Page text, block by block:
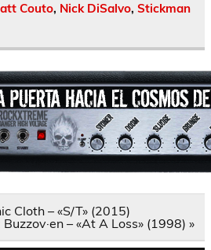
Couto, Nick DiSalvo, Stickman
Cloth – «S/T» (2015)
– «At A Loss» (1998) »